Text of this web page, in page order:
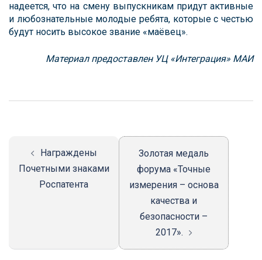
надеется, что на смену выпускникам придут активные
и любознательные молодые ребята, которые с честью
будут носить высокое звание «маёвец».
Материал предоставлен УЦ «Интеграция» МАИ
Навигация
Награждены
Почетными знаками
Роспатента
Золотая медаль
форума «Точные
измерения – основа
качества и
безопасности –
2017».